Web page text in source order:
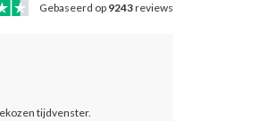
Gebaseerd op 9243reviews
tijdvenster.